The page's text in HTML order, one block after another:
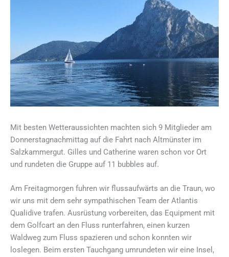
Mit besten Wetteraussichten machten sich 9 Mitglieder am
Donnerstagnachmittag auf die Fahrt nach Altmünster im
Salzkammergut. Gilles und Catherine waren schon vor Ort
und rundeten die Gruppe auf 11 bubbles auf.
Am Freitagmorgen fuhren wir flussaufwärts an die Traun, wo
wir uns mit dem sehr sympathischen Team der Atlantis
Qualidive trafen. Ausrüstung vorbereiten, das Equipment mit
dem Golfcart an den Fluss runterfahren, einen kurzen
Waldweg zum Fluss spazieren und schon konnten wir
loslegen. Beim ersten Tauchgang umrundeten wir eine Insel,